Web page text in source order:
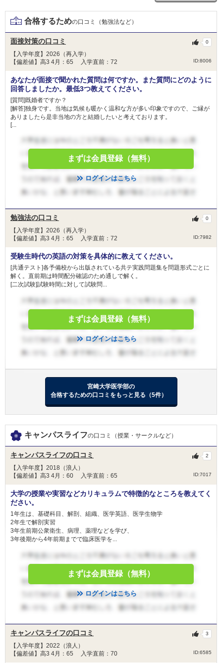
和歌山県立医科大学 一般枠（県内募集）
和歌山県立医科大学 県民医療枠（全国募集）
和歌山県立医科大学 県民医療枠Ａ
和歌山県立医科大学 県民医療枠Ｂ
和歌山県立医科大学 地域医療枠（県内募集）
川崎医科大学 静岡地域枠
川崎医科大学 長崎地域枠
川崎医科大学 岡山地域枠
川崎医科大学 一般
東北医科薬科大学 一般
山梨大学 学校推薦型選抜Ⅱ
福井大学 学校推薦型選抜Ⅱ
名古屋大学 推薦
三重大学 学校推薦型選抜
慶應義塾大学 一般
福岡大学 学部留学生選抜
2月10日
大阪医科薬科大学 一般選抜（前期）
大阪医科薬科大学 一般選抜（大阪府地域枠）
日本医科大学 グローバル特別選抜（前期）
日本医科大学 地域医療枠（前期）
2月11日
獨協医科大学 新潟県地域枠
獨協医科大学 前期
獨協医科大学 栃木県地域枠
杏林大学 外国人留学生選抜
杏林大学 東京都地域枠選抜
杏林大学 新潟県地域枠選抜
日本大学 校友枠選抜
日本大学 一般選抜 N全学統一方式 第１期
2月12日
獨協医科大学 前期
獨協医科大学 栃木県地域枠
杏林大学 外国人留学生選抜
杏林大学 東京都地域枠選抜
杏林大学 新潟県地域枠選抜
杏林大学 群馬県地域枠
杏林大学 一般選抜
藤田医科大学 共通テスト利用入試
藤田医科大学 一般（一般枠）
藤田医科大学 一般（地域枠）
日本医科大学 グローバル特別選抜（前期）
日本医科大学 一般（前期地域枠）
日本医科大学 地域医療枠（前期）
2月13日
藤田医科大学 共通テスト利用入試
藤田医科大学 一般（地域枠）
久留米大学 前期一般選抜
順天堂大学 研究医特別選抜
順天堂大学 地域枠選抜
順天堂大学 前期共通テスト利用
100
2次試験
総合点数 点
国語 地・公 面接
その他（小論文など）
＜科目詳細＞
大学共通テスト：
６教科８科目 【外国語】英英（ﾘｽﾆﾝｸﾞを含む） 【数】IＡ・IiＢＣ 【理】
物・化・生から2 【国】 【情】情報Ⅰ 【地歴・公民】地地、歴日、歴世、地
歴公、公倫、公政から1
【面接】 筆記による面接資料の作成を課すことがあります。
合格するための口コミ（勉強法など）
面接対策の口コミ
【入学年度】2026（再入学）
【偏差値】高3 4月：65 入学直前：72
ID:8006
0
あなたが面接で聞かれた質問は何ですか。また質問にどのように
回答しましたか。最低3つ教えてください。
[質問]既婚者ですか？
[解答]独身です。当地は気候も暖かく温和な方が多い印象ですので、ご縁が
ありましたら是非当地の方と結婚したいと考えております。
[...
まずは会員登録（無料）
ログインはこちら
勉強法の口コミ
【入学年度】2026（再入学）
【偏差値】高3 4月：65 入学直前：72
ID:7982
0
受験生時代の英語の対策を具体的に教えてください。
[共通テスト]各予備校から出版されている共テ実践問題集を問題形式ごとに
解く。直前期は時間配分確認のため通しで解く。
[二次試験]試験時間に対して試験問...
まずは会員登録（無料）
ログインはこちら
宮崎大学医学部の
合格するための口コミをもっと見る（5件）
キャンパスライフの口コミ（授業・サークルなど）
キャンパスライフの口コミ
【入学年度】2018（浪人）
【偏差値】高3 4月：60 入学直前：65
ID:7017
2
大学の授業や実習などカリキュラムで特徴的なところを教えてく
ださい。
1年生は、基礎科目、解剖、組織、医学英語、医学生物学
2年生で解剖実習
3年生前期公衆衛生、病理、薬理などを学び、
3年後期から4年前期までで臨床医学を...
まずは会員登録（無料）
ログインはこちら
キャンパスライフの口コミ
【入学年度】2022（浪人）
【偏差値】高3 4月：65 入学直前：70
ID:6585
3